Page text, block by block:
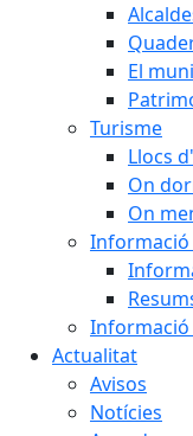
El
Turisme
Llocs
On
On
Actualitat
Avisos
Notícies